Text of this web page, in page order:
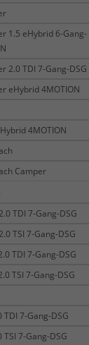
1.5 eHybrid 6-Gang-
2.0 TDI 7-Gang-DSG
eHybrid 4MOTION
4MOTION
Camper
TDI 7-Gang-DSG
TSI 7-Gang-DSG
TDI 7-Gang-DSG
TSI 7-Gang-DSG
TDI 7-Gang-DSG
TSI 7-Gang-DSG